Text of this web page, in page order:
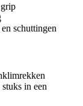
schuttingen
in een